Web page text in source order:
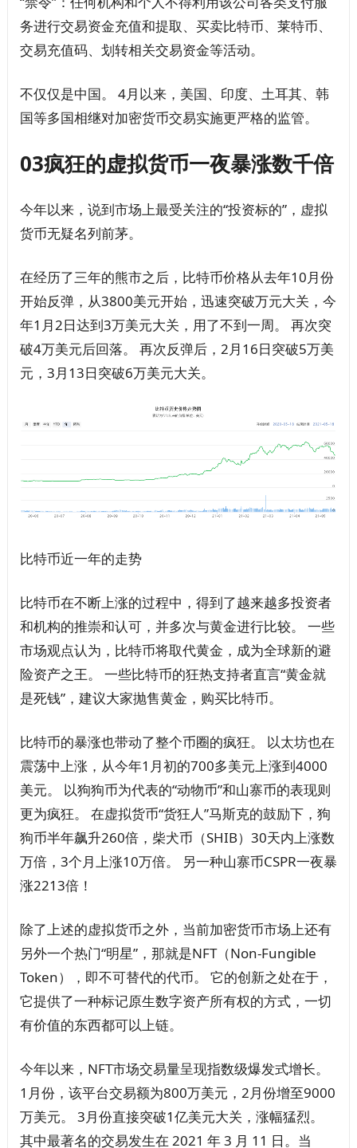
务进行交易资金充值和提取、买卖比特币、莱特币、
交易充值码、划转相关交易资金等活动。
不仅仅是中国。 4月以来，美国、印度、土耳其、韩
国等多国相继对加密货币交易实施更严格的监管。
03疯狂的虚拟货币一夜暴涨数千倍
今年以来，说到市场上最受关注的“投资标的”，虚拟
货币无疑名列前茅。
在经历了三年的熊市之后，比特币价格从去年10月份
开始反弹，从3800美元开始，迅速突破万元大关，今
年1月2日达到3万美元大关，用了不到一周。 再次突
破4万美元后回落。 再次反弹后，2月16日突破5万美
元，3月13日突破6万美元大关。
比特币近一年的走势
比特币在不断上涨的过程中，得到了越来越多投资者
和机构的推崇和认可，并多次与黄金进行比较。 一些
市场观点认为，比特币将取代黄金，成为全球新的避
险资产之王。 一些比特币的狂热支持者直言“黄金就
是死钱”，建议大家抛售黄金，购买比特币。
比特币的暴涨也带动了整个币圈的疯狂。 以太坊也在
震荡中上涨，从今年1月初的700多美元上涨到4000
美元。 以狗狗币为代表的“动物币”和山寨币的表现则
更为疯狂。 在虚拟货币“货狂人”马斯克的鼓励下，狗
狗币半年飙升260倍，柴犬币（SHIB）30天内上涨数
万倍，3个月上涨10万倍。 另一种山寨币CSPR一夜暴
涨2213倍！
除了上述的虚拟货币之外，当前加密货币市场上还有
另外一个热门“明星”，那就是NFT（Non-Fungible
Token），即不可替代的代币。 它的创新之处在于，
它提供了一种标记原生数字资产所有权的方式，一切
有价值的东西都可以上链。
今年以来，NFT市场交易量呈现指数级爆发式增长。
1月份，该平台交易额为800万美元，2月份增至9000
万美元。 3月份直接突破1亿美元大关，涨幅猛烈。
其中最著名的交易发生在 2021 年 3 月 11 日。当